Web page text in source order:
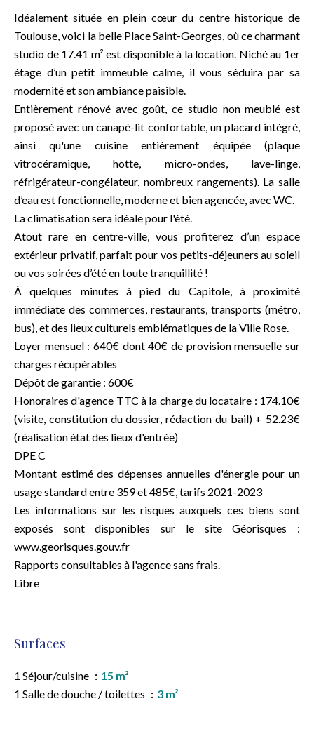
Idéalement située en plein cœur du centre historique de
Toulouse, voici la belle Place Saint-Georges, où ce charmant
studio de 17.41 m² est disponible à la location. Niché au 1er
étage d’un petit immeuble calme, il vous séduira par sa
modernité et son ambiance paisible.
Entièrement rénové avec goût, ce studio non meublé est
proposé avec un canapé-lit confortable, un placard intégré,
ainsi qu'une cuisine entièrement équipée (plaque
vitrocéramique, hotte, micro-ondes, lave-linge,
réfrigérateur-congélateur, nombreux rangements). La salle
d’eau est fonctionnelle, moderne et bien agencée, avec WC.
La climatisation sera idéale pour l'été.
Atout rare en centre-ville, vous profiterez d’un espace
extérieur privatif, parfait pour vos petits-déjeuners au soleil
ou vos soirées d’été en toute tranquillité !
À quelques minutes à pied du Capitole, à proximité
immédiate des commerces, restaurants, transports (métro,
bus), et des lieux culturels emblématiques de la Ville Rose.
Loyer mensuel : 640€ dont 40€ de provision mensuelle sur
charges récupérables
Dépôt de garantie : 600€
Honoraires d'agence TTC à la charge du locataire : 174.10€
(visite, constitution du dossier, rédaction du bail) + 52.23€
(réalisation état des lieux d'entrée)
DPE C
Montant estimé des dépenses annuelles d'énergie pour un
usage standard entre 359 et 485€, tarifs 2021-2023
Les informations sur les risques auxquels ces biens sont
exposés sont disponibles sur le site Géorisques :
www.georisques.gouv.fr
Rapports consultables à l'agence sans frais.
Libre
Surfaces
1 Séjour/cuisine
15 m²
1 Salle de douche / toilettes
3 m²